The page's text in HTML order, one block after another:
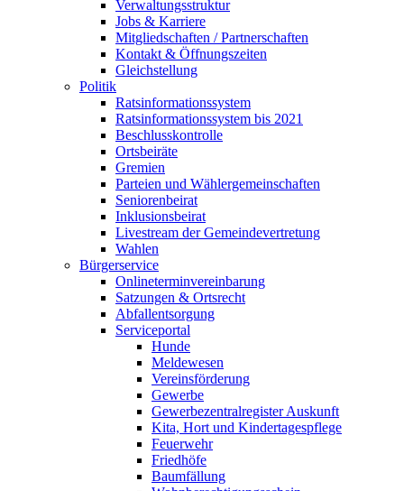
Verwaltungsstruktur
Jobs & Karriere
Mitgliedschaften / Partnerschaften
Kontakt & Öffnungszeiten
Gleichstellung
Politik
Ratsinformationssystem
Ratsinformationssystem bis 2021
Beschlusskontrolle
Ortsbeiräte
Gremien
Parteien und Wählergemeinschaften
Seniorenbeirat
Inklusionsbeirat
Livestream der Gemeindevertretung
Wahlen
Bürgerservice
Onlineterminvereinbarung
Satzungen & Ortsrecht
Abfallentsorgung
Serviceportal
Hunde
Meldewesen
Vereinsförderung
Gewerbe
Gewerbezentralregister Auskunft
Kita, Hort und Kindertagespflege
Feuerwehr
Friedhöfe
Baumfällung